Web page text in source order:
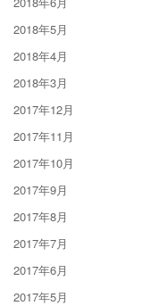
2018年5月
2018年4月
2018年3月
2017年12月
2017年11月
2017年10月
2017年9月
2017年8月
2017年7月
2017年6月
2017年5月